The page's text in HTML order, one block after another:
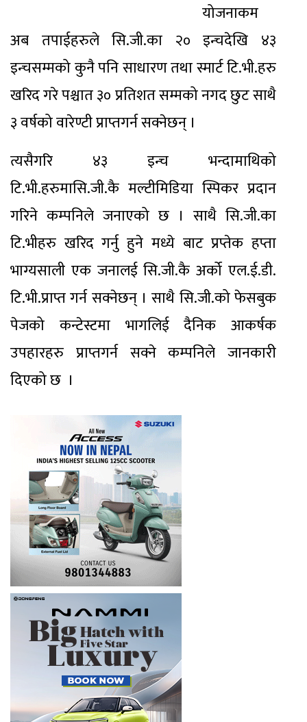
योजनाकम
अब तपाईहरुले सि.जी.का २० इन्चदेखि ४३
इन्चसम्मको कुनै पनि साधारण तथा स्मार्ट टि.भी.हरु
खरिद गरे पश्चात ३० प्रतिशत सम्मको नगद छुट साथै
३ वर्षको वारेण्टी प्राप्तगर्न सक्नेछन् ।
त्यसैगरि ४३ इन्च भन्दामाथिको
टि.भी.हरुमासि.जी.कै मल्टीमिडिया स्पिकर प्रदान
गरिने कम्पनिले जनाएको छ । साथै सि.जी.का
टि.भीहरु खरिद गर्नु हुने मध्ये बाट प्रप्तेक हप्ता
भाग्यसाली एक जनालई सि.जी.कै अर्को एल.ई.डी.
टि.भी.प्राप्त गर्न सक्नेछन् । साथै सि.जी.को फेसबुक
पेजको कन्टेस्टमा भागलिई दैनिक आकर्षक
उपहारहरु प्राप्तगर्न सक्ने कम्पनिले जानकारी
दिएको छ ।